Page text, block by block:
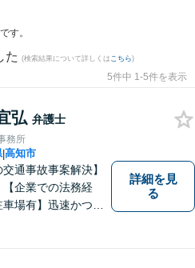
す。
た (検索結果について詳しくは こちら)
5件中 1-5件を表示
弘 弁護士
務所
|高知市
交通事故事案解決】
【企業での法務経
場有】迅速かつ丁
詳細を見
る